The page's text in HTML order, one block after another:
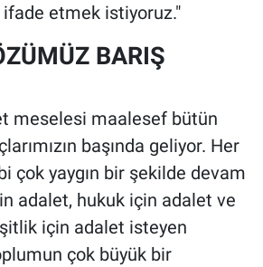
etmek istiyoruz."
BARIŞ
meselesi maalesef bütün
başında geliyor. Her
çok yaygın bir şekilde devam
adalet, hukuk için adalet ve
için adalet isteyen
çok büyük bir